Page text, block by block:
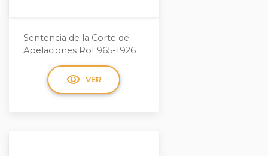
Sentencia de la Corte de
Apelaciones Rol 965-1926
visibility VER